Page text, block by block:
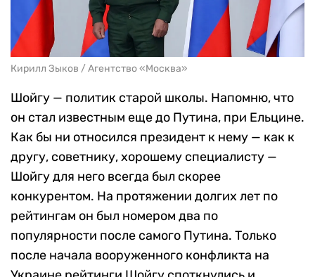
Кирилл Зыков / Агентство «Москва»
Шойгу — политик старой школы. Напомню, что
он стал известным еще до Путина, при Ельцине.
Как бы ни относился президент к нему — как к
другу, советнику, хорошему специалисту —
Шойгу для него всегда был скорее
конкурентом. На протяжении долгих лет по
рейтингам он был номером два по
популярности после самого Путина. Только
после начала вооруженного конфликта на